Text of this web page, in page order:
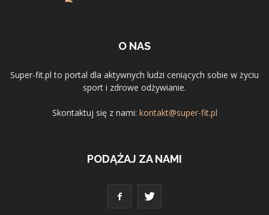
O NAS
Super-fit.pl to portal dla aktywnych ludzi ceniących sobie w życiu
sport i zdrowe odżywianie.
Skontaktuj się z nami: kontakt@super-fit.pl
PODĄŻAJ ZA NAMI